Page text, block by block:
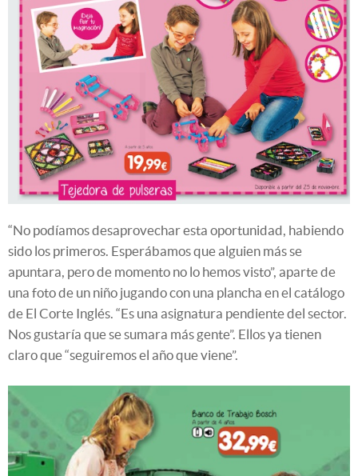
“No podíamos desaprovechar esta oportunidad, habiendo
sido los primeros. Esperábamos que alguien más se
apuntara, pero de momento no lo hemos visto”, aparte de
una foto de un niño jugando con una plancha en el catálogo
de El Corte Inglés. “Es una asignatura pendiente del sector.
Nos gustaría que se sumara más gente”. Ellos ya tienen
claro que “seguiremos el año que viene”.